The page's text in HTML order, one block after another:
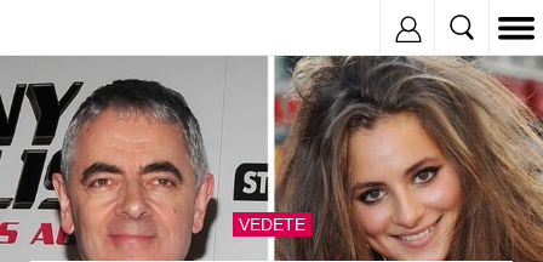
VEDETE